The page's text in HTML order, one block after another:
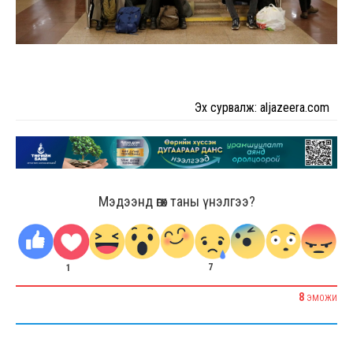
Эх сурвалж: aljazeera.com
Мэдээнд өгөх таны үнэлгээ?
1 7
8 ЭМОЖИ